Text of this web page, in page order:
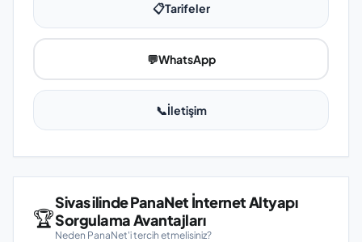
📋Tarifeler
💬WhatsApp
📞İletişim
🏆
Sivas ilinde PanaNet İnternet Altyapı
Sorgulama Avantajları
Neden PanaNet'i tercih etmelisiniz?